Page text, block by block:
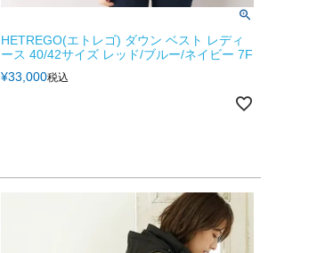
HETREGO(エトレゴ) ダウン ベスト レディ
ース 40/42サイズ レッド/ブルー/ネイビー 7F
¥33,000税込